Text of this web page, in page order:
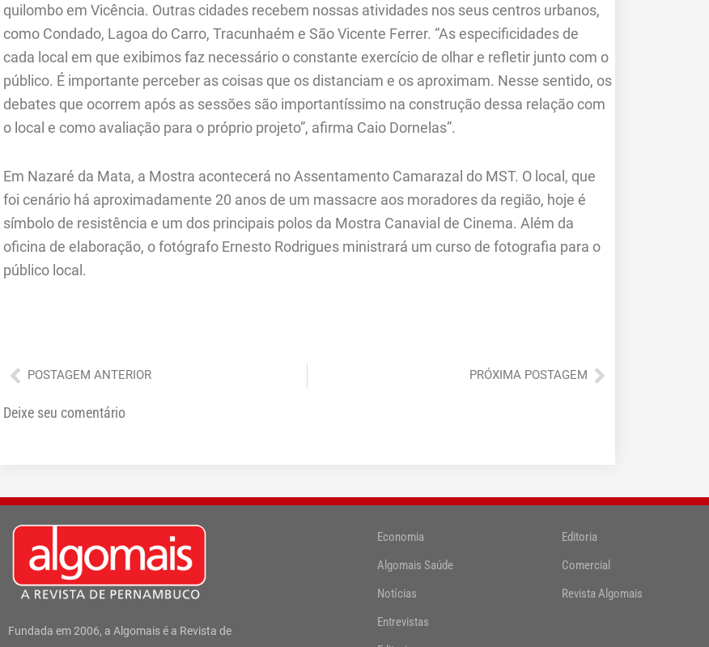
quilombo em Vicência. Outras cidades recebem nossas atividades nos seus centros urbanos,
como Condado, Lagoa do Carro, Tracunhaém e São Vicente Ferrer. “As especificidades de
cada local em que exibimos faz necessário o constante exercício de olhar e refletir junto com o
público. É importante perceber as coisas que os distanciam e os aproximam. Nesse sentido, os
debates que ocorrem após as sessões são importantíssimo na construção dessa relação com
o local e como avaliação para o próprio projeto”, afirma Caio Dornelas”.
Em Nazaré da Mata, a Mostra acontecerá no Assentamento Camarazal do MST. O local, que
foi cenário há aproximadamente 20 anos de um massacre aos moradores da região, hoje é
símbolo de resistência e um dos principais polos da Mostra Canavial de Cinema. Além da
oficina de elaboração, o fotógrafo Ernesto Rodrigues ministrará um curso de fotografia para o
público local.
Anterior
POSTAGEM ANTERIOR PRÓXIMA POSTAGEMPróximo
Deixe seu comentário
Fundada em 2006, a Algomais é a Revista de
Economia
Algomais Saúde
Notícias
Entrevistas
Editoria
Comercial
Revista Algomais